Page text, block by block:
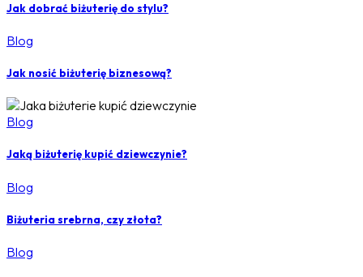
Jak dobrać biżuterię do stylu?
Blog
Jak nosić biżuterię biznesową?
Blog
Jaką biżuterię kupić dziewczynie?
Blog
Biżuteria srebrna, czy złota?
Blog